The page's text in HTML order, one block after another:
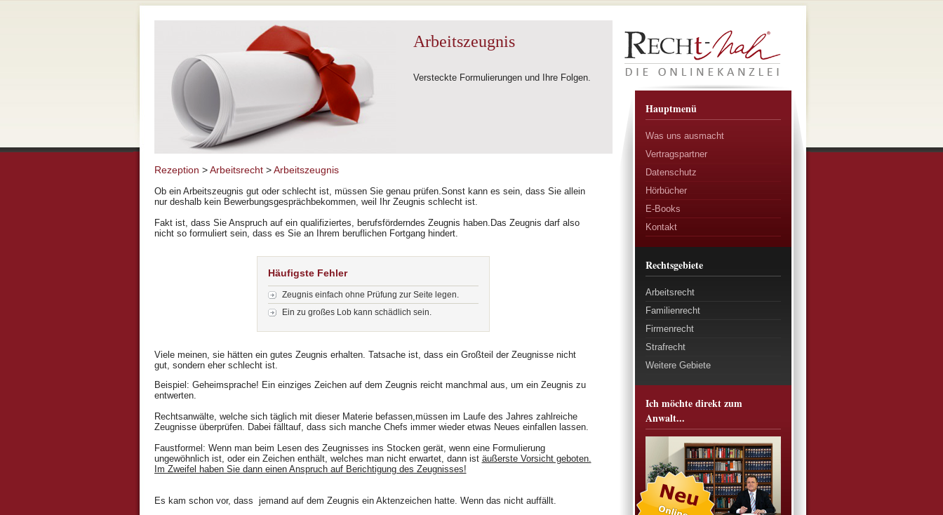
Hauptmenü
Was uns ausmacht
Vertragspartner
Datenschutz
Hörbücher
E-Books
Kontakt
Rechtsgebiete
Arbeitsrecht
Familienrecht
Firmenrecht
Strafrecht
Weitere Gebiete
Ich möchte direkt zum
Anwalt...
Arbeitszeugnis
Versteckte Formulierungen und Ihre Folgen.
Rezeption >Arbeitsrecht>Arbeitszeugnis
Ob ein Arbeitszeugnis gut oder schlecht ist, müssen Sie genau prüfen.Sonst kann es sein, dass Sie allein
nur deshalb kein Bewerbungsgesprächbekommen, weil Ihr Zeugnis schlecht ist.
Fakt ist, dass Sie Anspruch auf ein qualifiziertes, berufsförderndes Zeugnis haben.Das Zeugnis darf also
nicht so formuliert sein, dass es Sie an Ihrem beruflichen Fortgang hindert.
Häufigste Fehler
Zeugnis einfach ohne Prüfung zur Seite legen.
Ein zu großes Lob kann schädlich sein.
Viele meinen, sie hätten ein gutes Zeugnis erhalten. Tatsache ist, dass ein Großteil der Zeugnisse nicht
gut, sondern eher schlecht ist.
Beispiel: Geheimsprache! Ein einziges Zeichen auf dem Zeugnis reicht manchmal aus, um ein Zeugnis zu
entwerten.
Rechtsanwälte, welche sich täglich mit dieser Materie befassen,müssen im Laufe des Jahres zahlreiche
Zeugnisse überprüfen. Dabei fälltauf, dass sich manche Chefs immer wieder etwas Neues einfallen lassen.
Faustformel: Wenn man beim Lesen des Zeugnisses ins Stocken gerät, wenn eine Formulierung
ungewöhnlich ist, oder ein Zeichen enthält, welches man nicht erwartet, dann ist äußerste Vorsicht geboten.
Im Zweifel haben Sie dann einen Anspruch auf Berichtigung des Zeugnisses!
Es kam schon vor, dass jemand auf dem Zeugnis ein Aktenzeichen hatte. Wenn das nicht auffällt.